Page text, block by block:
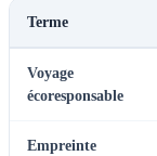
Terme
Voyage
écoresponsable
Empreinte